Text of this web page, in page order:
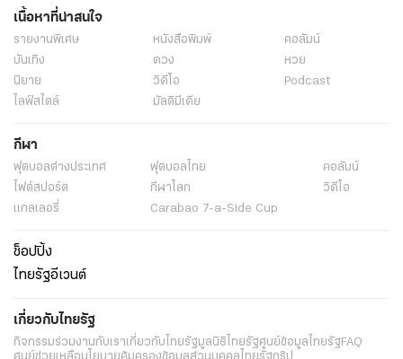
เนื้อหาที่น่าสนใจ
รายงานพิเศษ หนังสือพิมพ์
คอลัมน์
บันเทิง
ดวง
หวย
นิยาย
วิดีโอ
Podcast
ไลฟ์สไตล์
มัลติมีเดีย
กีฬา
ฟุตบอลต่่างประเทศ ฟุตบอลไทย
คอลัมน์
ไฟต์สปอร์ต
กีฬาโลก
วิดีโอ
แกลเลอรี่
Carabao 7-a-Side Cup
ช็อปปิ้ง
ไทยรัฐอีเวนต์
เกี่ยวกับไทยรัฐ
กิจกรรมร่วมงานกับเราเกี่ยวกับไทยรัฐมูลนิธิไทยรัฐศูนย์ข้อมูลไทยรัฐFAQ